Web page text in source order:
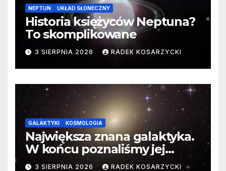
NEPTUN UKŁAD SŁONECZNY
Historia księżyców Neptuna?
To skomplikowane
3 SIERPNIA 2026 RADEK KOSARZYCKI
GALAKTYKI KOSMOLOGIA
Największa znana galaktyka.
W końcu poznaliśmy jej
faktyczne wymiary
3 SIERPNIA 2026 RADEK KOSARZYCKI